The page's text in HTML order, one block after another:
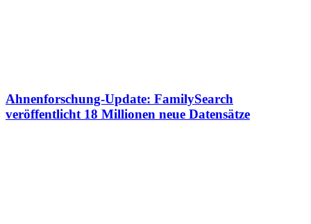
Ahnenforschung-Update: FamilySearch
veröffentlicht 18 Millionen neue Datensätze